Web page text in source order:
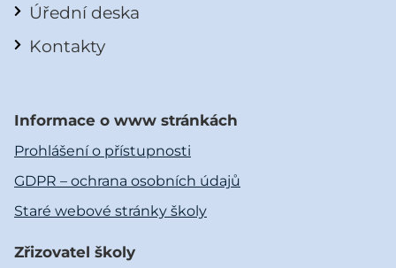
Úřední deska
Kontakty
Informace o www stránkách
Prohlášení o přístupnosti
GDPR – ochrana osobních údajů
Staré webové stránky školy
Zřizovatel školy